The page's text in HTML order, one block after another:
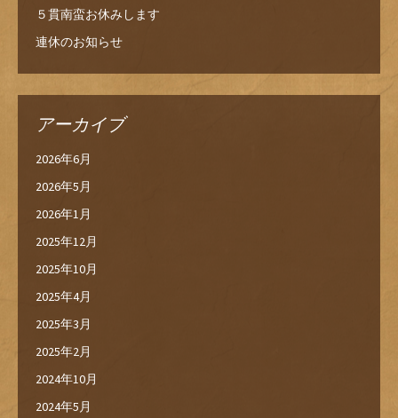
５貫南蛮お休みします
連休のお知らせ
アーカイブ
2026年6月
2026年5月
2026年1月
2025年12月
2025年10月
2025年4月
2025年3月
2025年2月
2024年10月
2024年5月